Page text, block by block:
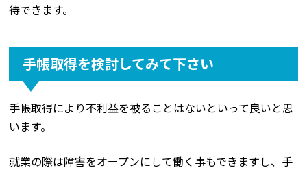
待できます。
手帳取得を検討してみて下さい
手帳取得により不利益を被ることはないといって良いと思
います。
就業の際は障害をオープンにして働く事もできますし、手